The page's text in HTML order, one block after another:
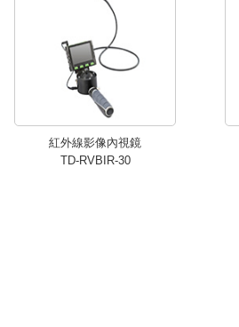
紅外線影像內視鏡
TD-RVBIR-30